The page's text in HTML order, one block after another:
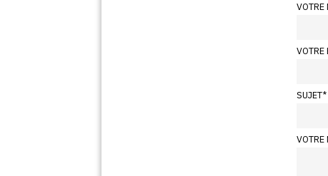
VOTRE
VOTRE
SUJET*
VOTRE